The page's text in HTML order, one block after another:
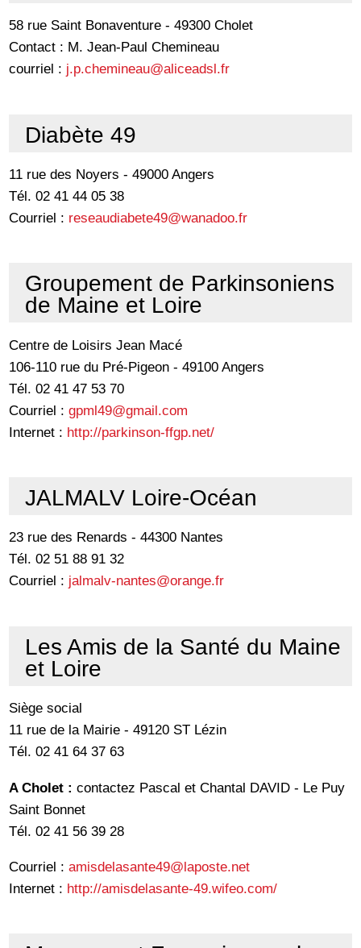
58 rue Saint Bonaventure - 49300 Cholet
Contact : M. Jean-Paul Chemineau
courriel : j.p.chemineau@aliceadsl.fr
Diabète 49
11 rue des Noyers - 49000 Angers
Tél. 02 41 44 05 38
Courriel : reseaudiabete49@wanadoo.fr
Groupement de Parkinsoniens
de Maine et Loire
Centre de Loisirs Jean Macé
106-110 rue du Pré-Pigeon - 49100 Angers
Tél. 02 41 47 53 70
Courriel :gpml49@gmail.com
Internet : http://parkinson-ffgp.net/
JALMALV Loire-Océan
23 rue des Renards - 44300 Nantes
Tél. 02 51 88 91 32
Courriel : jalmalv-nantes@orange.fr
Les Amis de la Santé du Maine
et Loire
Siège social
11 rue de la Mairie - 49120 ST Lézin
Tél. 02 41 64 37 63
A Cholet :contactez Pascal et Chantal DAVID - Le Puy
Saint Bonnet
Tél. 02 41 56 39 28
Courriel :amisdelasante49@laposte.net
Internet : http://amisdelasante-49.wifeo.com/